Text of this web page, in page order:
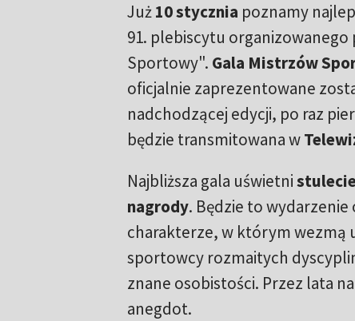
Już10 stycznia poznamy
91. plebiscytu
Sportowy". Gala Mistrzów
oficjalnie zaprezentowane
nadchodzącej edycji, po raz
będzie transmitowana w
Najbliższa gala uświetni
nagrody. Będzie to
charakterze, w którym wezmą
sportowcy rozmaitych
znane osobistości. Przez lata
anegdot.